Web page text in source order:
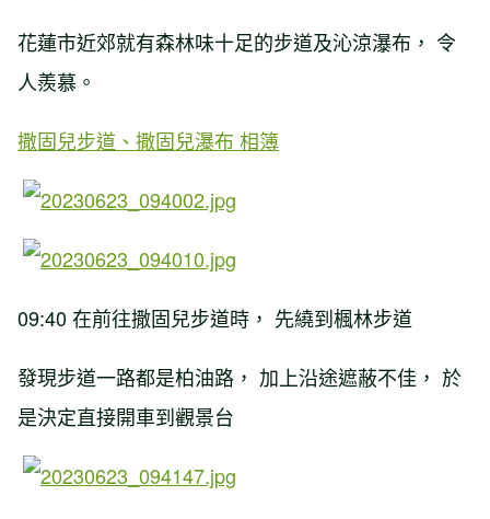
花蓮市近郊就有森林味十足的步道及沁涼瀑布， 令
人羨慕。
撒固兒步道、撒固兒瀑布 相簿
09:40 在前往撒固兒步道時， 先繞到楓林步道
發現步道一路都是柏油路， 加上沿途遮蔽不佳， 於
是決定直接開車到觀景台